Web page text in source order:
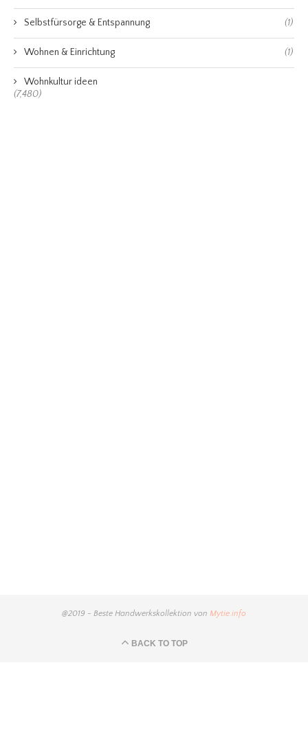
Selbstfürsorge & Entspannung (1)
Wohnen & Einrichtung (1)
Wohnkultur ideen
(7,480)
@2019 - Beste Handwerkskollektion von Mytie.info
BACK TO TOP